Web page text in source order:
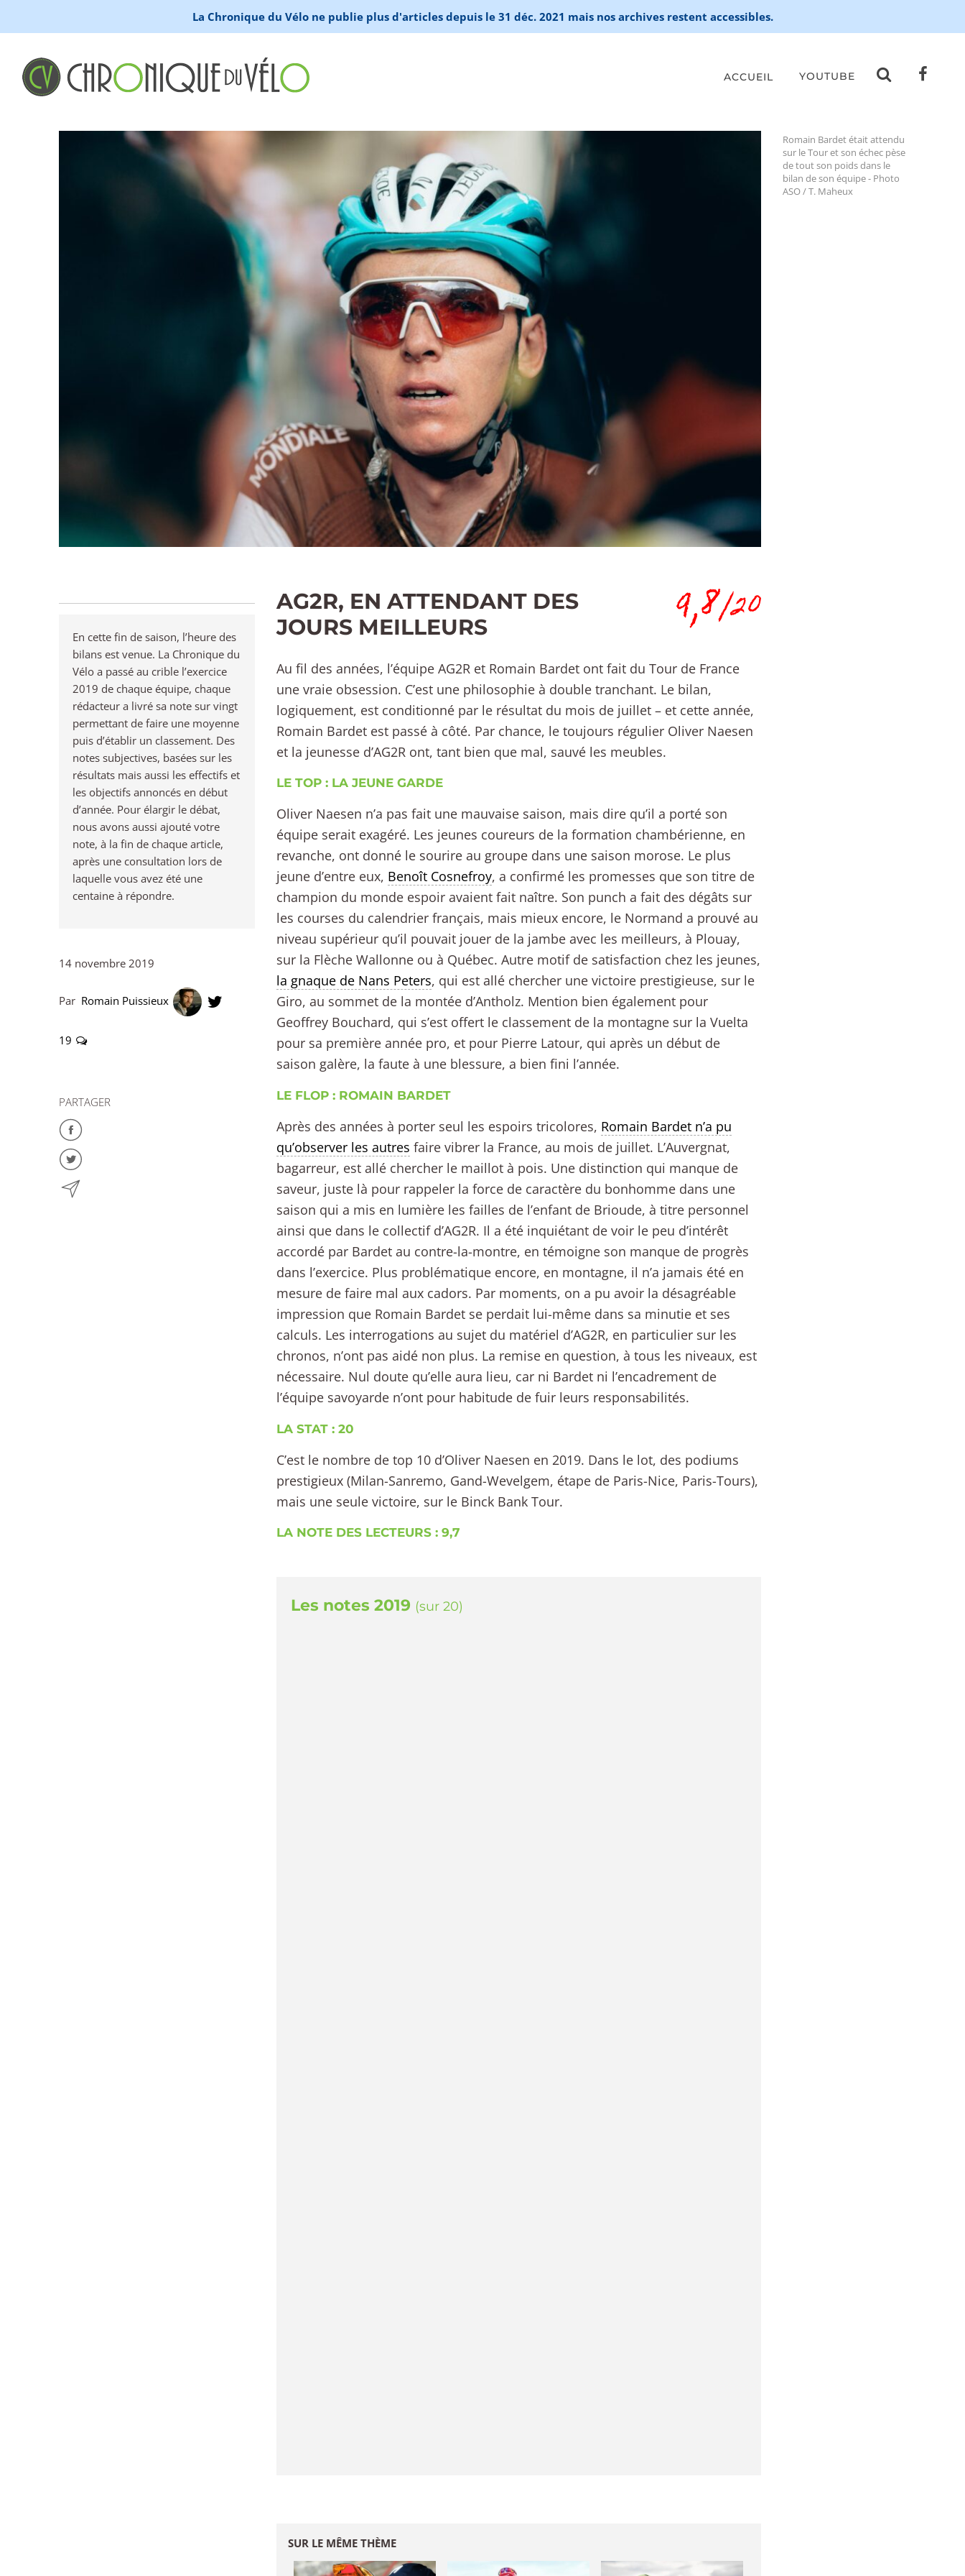
La Chronique du Vélo ne publie plus d'articles depuis le 31 déc. 2021 mais nos archives restent accessibles.
ACCUEIL YOUTUBE
Romain Bardet était attendu
sur le Tour et son échec pèse
de tout son poids dans le
bilan de son équipe - Photo
ASO / T. Maheux
En cette fin de saison, l’heure des
bilans est venue. La Chronique du
Vélo a passé au crible l’exercice
2019 de chaque équipe, chaque
rédacteur a livré sa note sur vingt
permettant de faire une moyenne
puis d’établir un classement. Des
notes subjectives, basées sur les
résultats mais aussi les effectifs et
les objectifs annoncés en début
d’année. Pour élargir le débat,
nous avons aussi ajouté votre
note, à la fin de chaque article,
après une consultation lors de
laquelle vous avez été une
centaine à répondre.
14 novembre 2019
Par Romain Puissieux
19
PARTAGER
AG2R, EN ATTENDANT DES
JOURS MEILLEURS
9,8/20
Au fil des années, l’équipe AG2R et Romain Bardet ont fait du Tour de France
une vraie obsession. C’est une philosophie à double tranchant. Le bilan,
logiquement, est conditionné par le résultat du mois de juillet – et cette année,
Romain Bardet est passé à côté. Par chance, le toujours régulier Oliver Naesen
et la jeunesse d’AG2R ont, tant bien que mal, sauvé les meubles.
LE TOP : LA JEUNE GARDE
Oliver Naesen n’a pas fait une mauvaise saison, mais dire qu’il a porté son
équipe serait exagéré. Les jeunes coureurs de la formation chambérienne, en
revanche, ont donné le sourire au groupe dans une saison morose. Le plus
jeune d’entre eux, Benoît Cosnefroy, a confirmé les promesses que son titre de
champion du monde espoir avaient fait naître. Son punch a fait des dégâts sur
les courses du calendrier français, mais mieux encore, le Normand a prouvé au
niveau supérieur qu’il pouvait jouer de la jambe avec les meilleurs, à Plouay,
sur la Flèche Wallonne ou à Québec. Autre motif de satisfaction chez les jeunes,
la gnaque de Nans Peters, qui est allé chercher une victoire prestigieuse, sur le
Giro, au sommet de la montée d’Antholz. Mention bien également pour
Geoffrey Bouchard, qui s’est offert le classement de la montagne sur la Vuelta
pour sa première année pro, et pour Pierre Latour, qui après un début de
saison galère, la faute à une blessure, a bien fini l’année.
LE FLOP : ROMAIN BARDET
Après des années à porter seul les espoirs tricolores, Romain Bardet n’a pu
qu’observer les autres faire vibrer la France, au mois de juillet. L’Auvergnat,
bagarreur, est allé chercher le maillot à pois. Une distinction qui manque de
saveur, juste là pour rappeler la force de caractère du bonhomme dans une
saison qui a mis en lumière les failles de l’enfant de Brioude, à titre personnel
ainsi que dans le collectif d’AG2R. Il a été inquiétant de voir le peu d’intérêt
accordé par Bardet au contre-la-montre, en témoigne son manque de progrès
dans l’exercice. Plus problématique encore, en montagne, il n’a jamais été en
mesure de faire mal aux cadors. Par moments, on a pu avoir la désagréable
impression que Romain Bardet se perdait lui-même dans sa minutie et ses
calculs. Les interrogations au sujet du matériel d’AG2R, en particulier sur les
chronos, n’ont pas aidé non plus. La remise en question, à tous les niveaux, est
nécessaire. Nul doute qu’elle aura lieu, car ni Bardet ni l’encadrement de
l’équipe savoyarde n’ont pour habitude de fuir leurs responsabilités.
LA STAT : 20
C’est le nombre de top 10 d’Oliver Naesen en 2019. Dans le lot, des podiums
prestigieux (Milan-Sanremo, Gand-Wevelgem, étape de Paris-Nice, Paris-Tours),
mais une seule victoire, sur le Binck Bank Tour.
LA NOTE DES LECTEURS : 9,7
Les notes 2019 (sur 20)
SUR LE MÊME THÈME